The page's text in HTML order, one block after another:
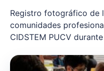
Registro fotográfico de
comunidades
CIDSTEM PUCV